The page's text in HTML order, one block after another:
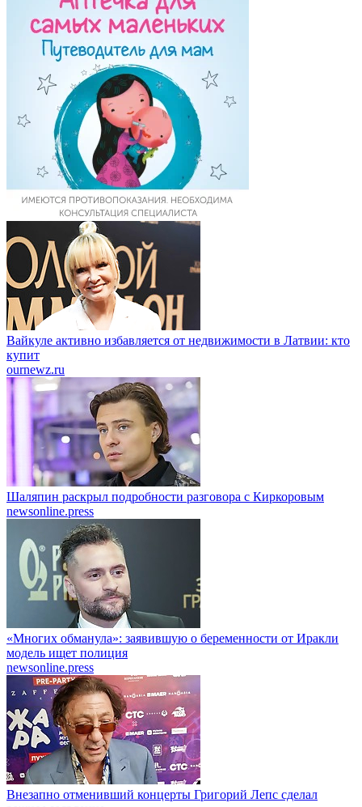
Вайкуле активно избавляется от недвижимости в Латвии: кто
купит
ournewz.ru
Шаляпин раскрыл подробности разговора с Киркоровым
newsonline.press
«Многих обманула»: заявившую о беременности от Иракли
модель ищет полиция
newsonline.press
Внезапно отменивший концерты Григорий Лепс сделал